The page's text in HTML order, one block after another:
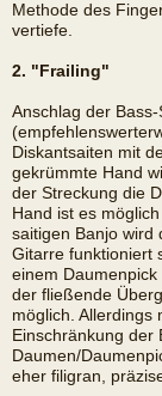
Methode des
vertiefe.
2. "Frailing"
Anschlag der
Diskantsaiten mit
gekrümmte Hand
der Streckung die
Hand ist es
saitigen Banjo wird
Gitarre funktioniert
einem
der fließende
möglich. Allerdings
Einschränkung der
Daumen/
eher filigran,